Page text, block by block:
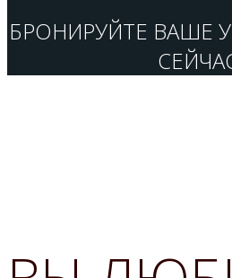
БРОНИРУЙТЕ ВАШЕ